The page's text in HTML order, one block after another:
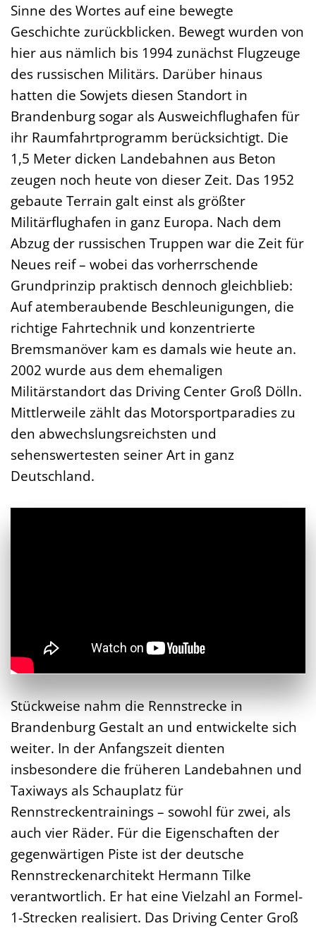
Sinne des Wortes auf eine bewegte
Geschichte zurückblicken. Bewegt wurden von
hier aus nämlich bis 1994 zunächst Flugzeuge
des russischen Militärs. Darüber hinaus
hatten die Sowjets diesen Standort in
Brandenburg sogar als Ausweichflughafen für
ihr Raumfahrtprogramm berücksichtigt. Die
1,5 Meter dicken Landebahnen aus Beton
zeugen noch heute von dieser Zeit. Das 1952
gebaute Terrain galt einst als größter
Militärflughafen in ganz Europa. Nach dem
Abzug der russischen Truppen war die Zeit für
Neues reif – wobei das vorherrschende
Grundprinzip praktisch dennoch gleichblieb:
Auf atemberaubende Beschleunigungen, die
richtige Fahrtechnik und konzentrierte
Bremsmanöver kam es damals wie heute an.
2002 wurde aus dem ehemaligen
Militärstandort das Driving Center Groß Dölln.
Mittlerweile zählt das Motorsportparadies zu
den abwechslungsreichsten und
sehenswertesten seiner Art in ganz
Deutschland.
Stückweise nahm die Rennstrecke in
Brandenburg Gestalt an und entwickelte sich
weiter. In der Anfangszeit dienten
insbesondere die früheren Landebahnen und
Taxiways als Schauplatz für
Rennstreckentrainings – sowohl für zwei, als
auch vier Räder. Für die Eigenschaften der
gegenwärtigen Piste ist der deutsche
Rennstreckenarchitekt Hermann Tilke
verantwortlich. Er hat eine Vielzahl an Formel-
1-Strecken realisiert. Das Driving Center Groß